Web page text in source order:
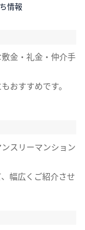
情報
金・礼金・仲介手
おすすめです。
スリーマンション
幅広くご紹介させ